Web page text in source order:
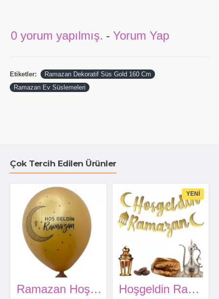
0 yorum yapılmış. - Yorum Yap
Etiketler:
Ramazan Dekoratif Süs Gold 160 Cm
Ramazan Ev Süslemeleri
Çok Tercih Edilen Ürünler
Ramazan Hoşgeldin Baskılı Balon (10 adet)
YENI
Hoşgeldin Ramazan Kaligrafi Banner